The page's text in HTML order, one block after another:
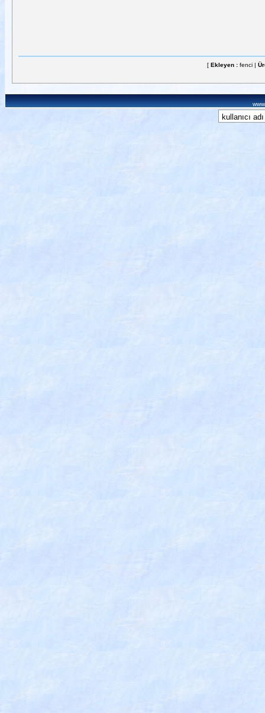
[ Ekleyen : fenci |